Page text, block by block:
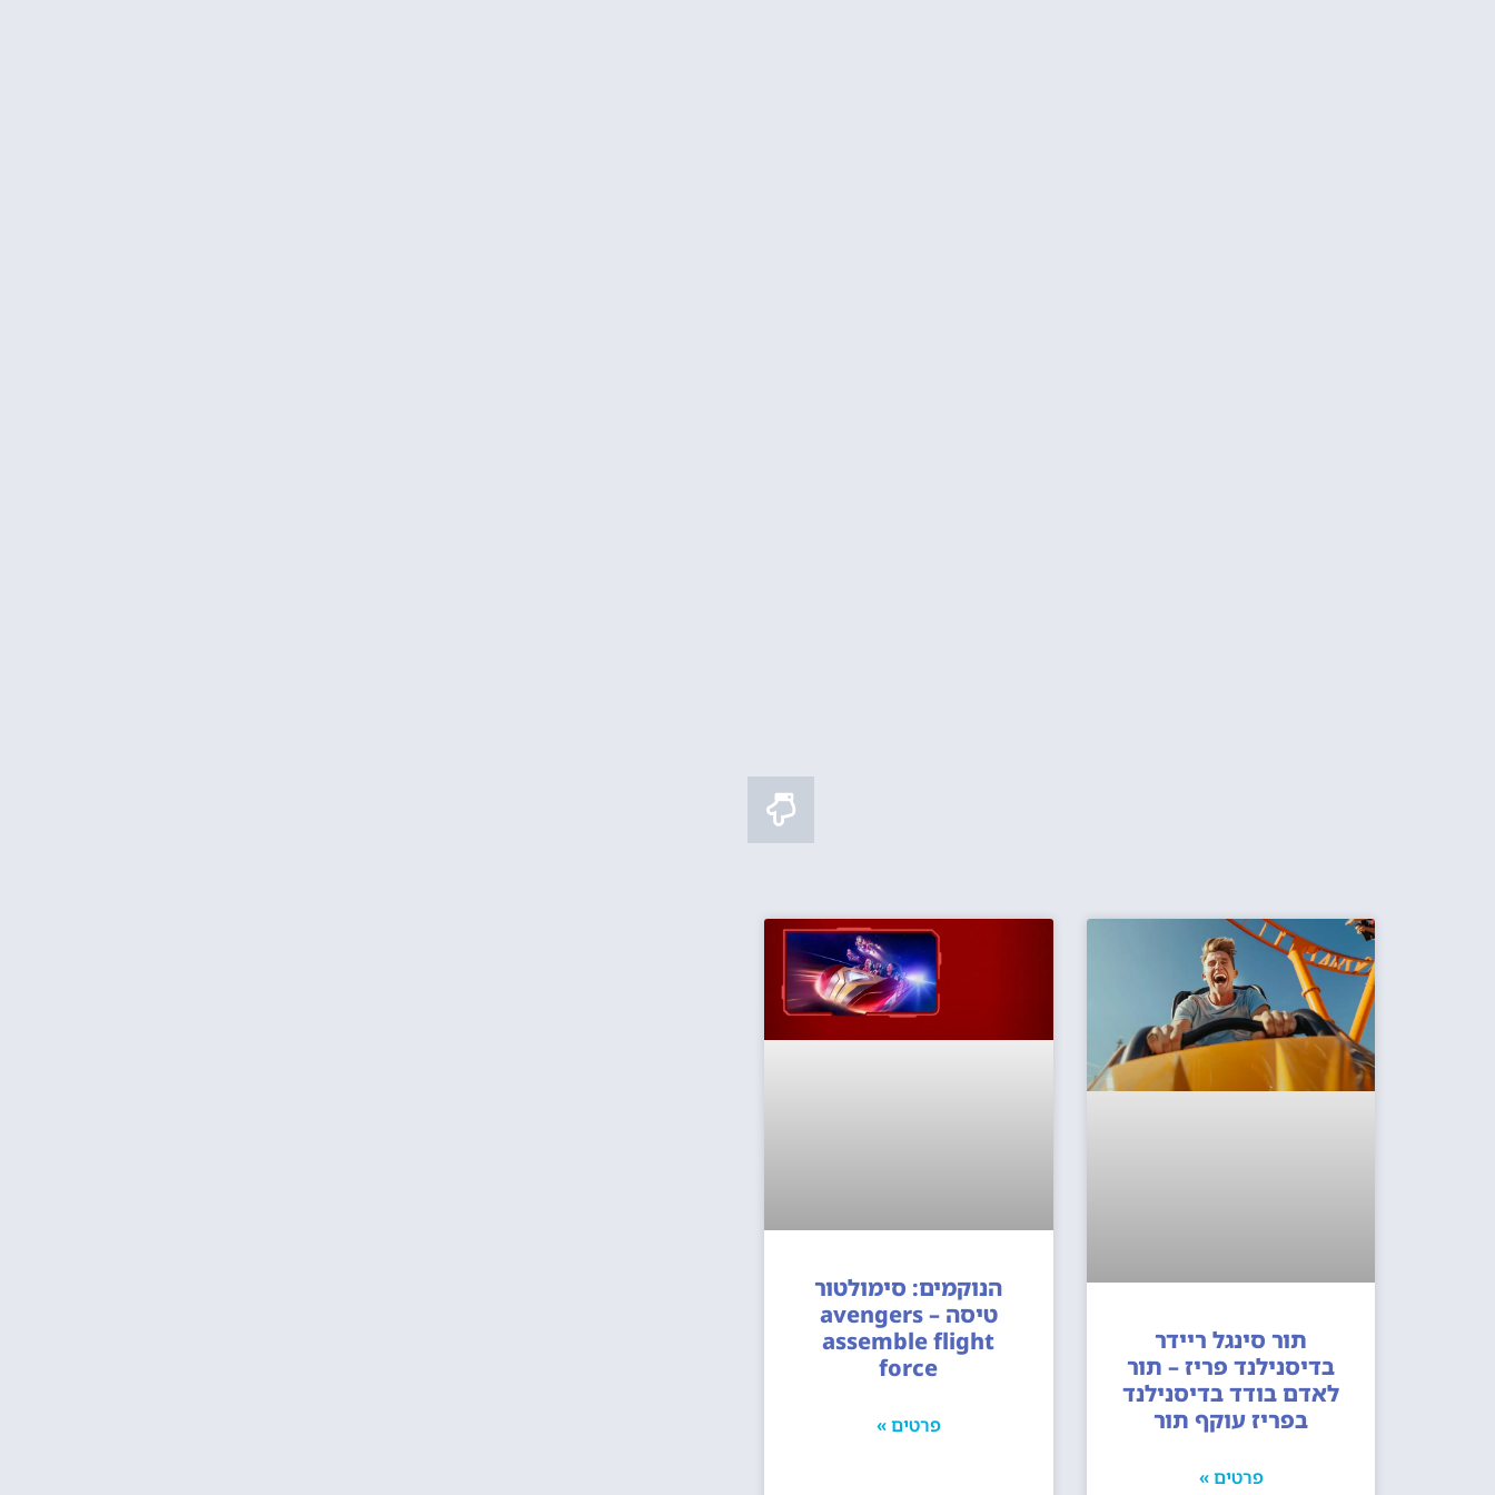
תור סינגל ריידר
בדיסנילנד פריז – תור
לאדם בודד בדיסנילנד
בפריז עוקף תור
פרטים »
הנוקמים: סימולטור
טיסה – avengers
assemble flight
force
פרטים »